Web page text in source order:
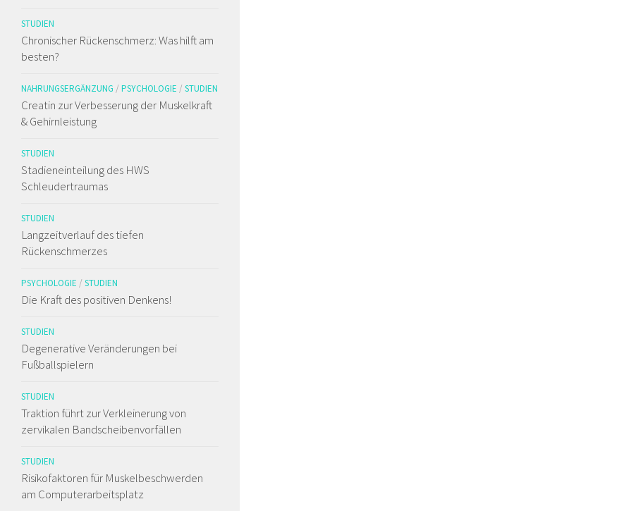
STUDIEN
Chronischer Rückenschmerz: Was hilft am
besten?
NAHRUNGSERGÄNZUNG / PSYCHOLOGIE / STUDIEN
Creatin zur Verbesserung der Muskelkraft
& Gehirnleistung
STUDIEN
Stadieneinteilung des HWS
Schleudertraumas
STUDIEN
Langzeitverlauf des tiefen
Rückenschmerzes
PSYCHOLOGIE / STUDIEN
Die Kraft des positiven Denkens!
STUDIEN
Degenerative Veränderungen bei
Fußballspielern
STUDIEN
Traktion führt zur Verkleinerung von
zervikalen Bandscheibenvorfällen
STUDIEN
Risikofaktoren für Muskelbeschwerden
am Computerarbeitsplatz